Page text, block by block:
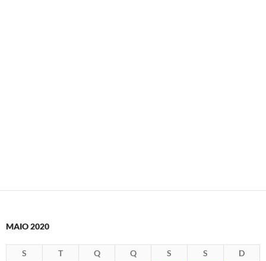
MAIO 2020
S T Q Q S S
D